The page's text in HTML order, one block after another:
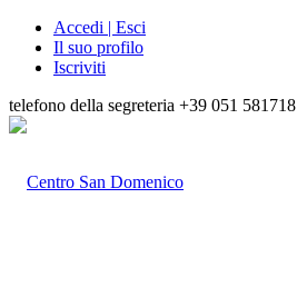
Accedi | Esci
Il suo profilo
Iscriviti
telefono della segreteria +39 051 581718